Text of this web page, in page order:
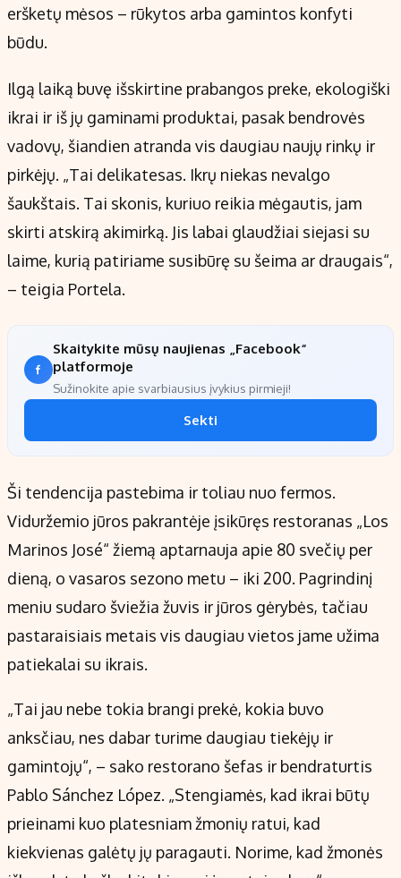
eršketų mėsos – rūkytos arba gamintos konfyti
būdu.
Ilgą laiką buvę išskirtine prabangos preke, ekologiški
ikrai ir iš jų gaminami produktai, pasak bendrovės
vadovų, šiandien atranda vis daugiau naujų rinkų ir
pirkėjų. „Tai delikatesas. Ikrų niekas nevalgo
šaukštais. Tai skonis, kuriuo reikia mėgautis, jam
skirti atskirą akimirką. Jis labai glaudžiai siejasi su
laime, kurią patiriame susibūrę su šeima ar draugais“,
– teigia Portela.
Skaitykite mūsų naujienas „Facebook“
platformoje
Sužinokite apie svarbiausius įvykius pirmieji!
Sekti
Ši tendencija pastebima ir toliau nuo fermos.
Viduržemio jūros pakrantėje įsikūręs restoranas „Los
Marinos José“ žiemą aptarnauja apie 80 svečių per
dieną, o vasaros sezono metu – iki 200. Pagrindinį
meniu sudaro šviežia žuvis ir jūros gėrybės, tačiau
pastaraisiais metais vis daugiau vietos jame užima
patiekalai su ikrais.
„Tai jau nebe tokia brangi prekė, kokia buvo
anksčiau, nes dabar turime daugiau tiekėjų ir
gamintojų“, – sako restorano šefas ir bendraturtis
Pablo Sánchez López. „Stengiamės, kad ikrai būtų
prieinami kuo platesniam žmonių ratui, kad
kiekvienas galėtų jų paragauti. Norime, kad žmonės